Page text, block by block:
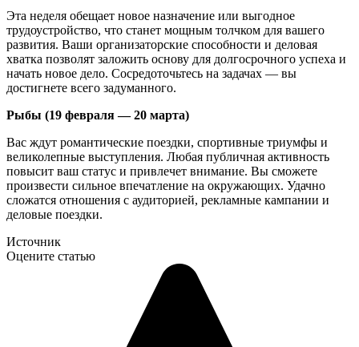
Эта неделя обещает новое назначение или выгодное
трудоустройство, что станет мощным толчком для вашего
развития. Ваши организаторские способности и деловая
хватка позволят заложить основу для долгосрочного успеха и
начать новое дело. Сосредоточьтесь на задачах — вы
достигнете всего задуманного.
Рыбы (19 февраля — 20 марта)
Вас ждут романтические поездки, спортивные триумфы и
великолепные выступления. Любая публичная активность
повысит ваш статус и привлечет внимание. Вы сможете
произвести сильное впечатление на окружающих. Удачно
сложатся отношения с аудиторией, рекламные кампании и
деловые поездки.
Источник
Оцените статью